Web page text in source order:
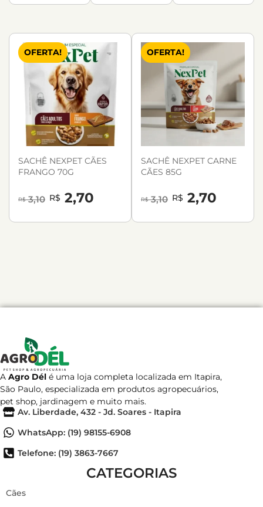
OFERTA!
SACHÊ NEXPET CÃES
FRANGO 70G
R$3,10 R$ 2,70
OFERTA!
SACHÊ NEXPET CARNE
CÃES 85G
R$3,10 R$ 2,70
A Agro Dél é uma loja completa localizada em Itapira,
São Paulo, especializada em produtos agropecuários,
pet shop, jardinagem e muito mais.
Av. Liberdade, 432 - Jd. Soares - Itapira
WhatsApp: (19) 98155-6908
Telefone: (19) 3863-7667
CATEGORIAS
Cães